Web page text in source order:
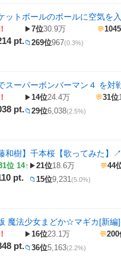
ットボールのボールに空気を
pt.
▶7位30.9万 💬
📁 269位967(0.3%)
スーパーボンバーマン４ を対
pt.
▶14位24.4万 💬31位
📁 29位6,038(2.5%)
和樹】千本桜【歌ってみた】 ↗
位 14↑
pt.
▶21位18.6万 💬44
📁 15位9,231(5.0%)
魔法少女まどか☆マギカ[新編
pt.
▶16位23.1万 💬200
📁 36位5,163(2.2%)